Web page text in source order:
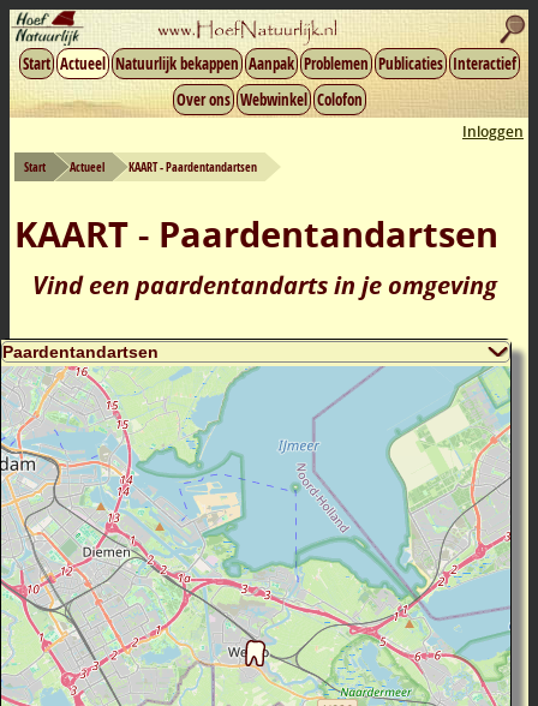
Start Actueel Natuurlijk bekappen Aanpak Problemen Publicaties Interactief
Over ons Webwinkel Colofon
Inloggen
Start Actueel KAART - Paardentandartsen
KAART - Paardentandartsen
Vind een paardentandarts in je omgeving